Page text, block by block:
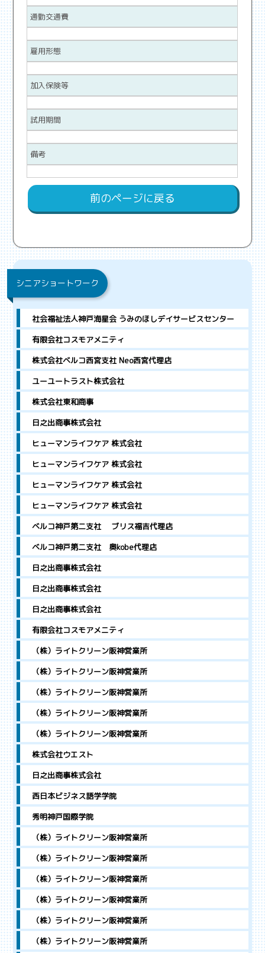
通勤交通費
雇用形態
加入保険等
試用期間
備考
前のページに戻る
シニアショートワーク
社会福祉法人神戸海星会 うみのほしデイサービスセンター
有限会社コスモアメニティ
株式会社ベルコ西宮支社 Neo西宮代理店
ユーユートラスト株式会社
株式会社東和商事
日之出商事株式会社
ヒューマンライフケア 株式会社
ヒューマンライフケア 株式会社
ヒューマンライフケア 株式会社
ヒューマンライフケア 株式会社
ベルコ神戸第二支社 ブリス福吉代理店
ベルコ神戸第二支社 奥kobe代理店
日之出商事株式会社
日之出商事株式会社
日之出商事株式会社
有限会社コスモアメニティ
（株）ライトクリーン阪神営業所
（株）ライトクリーン阪神営業所
（株）ライトクリーン阪神営業所
（株）ライトクリーン阪神営業所
（株）ライトクリーン阪神営業所
株式会社ウエスト
日之出商事株式会社
西日本ビジネス語学学院
秀明神戸国際学院
（株）ライトクリーン阪神営業所
（株）ライトクリーン阪神営業所
（株）ライトクリーン阪神営業所
（株）ライトクリーン阪神営業所
（株）ライトクリーン阪神営業所
（株）ライトクリーン阪神営業所